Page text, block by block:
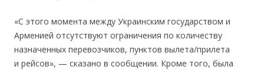
«С этого момента между Украинским государством и
Арменией отсутствуют ограничения по количеству
назначенных перевозчиков, пунктов вылета/прилета
и рейсов», — сказано в сообщении. Кроме того, была